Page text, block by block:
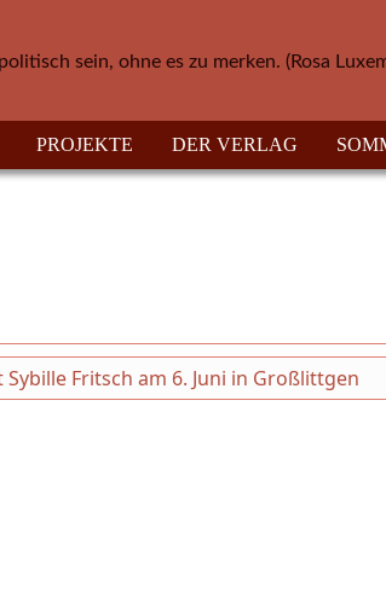
sein, ohne es zu merken. (Rosa
PROJEKTE DER VERLAG
Fritsch am 6. Juni in Großlittgen